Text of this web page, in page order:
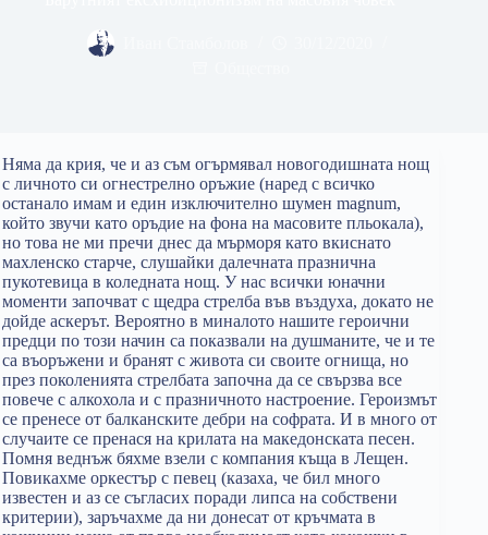
Няма да крия, че и аз съм огърмявал новогодишната нощ
с личното си огнестрелно оръжие (наред с всичко
останало имам и един изключително шумен magnum,
който звучи като оръдие на фона на масовите пльокала),
но това не ми пречи днес да мърморя като вкиснато
махленско старче, слушайки далечната празнична
пукотевица в коледната нощ. У нас всички юначни
моменти започват с щедра стрелба във въздуха, докато не
дойде аскерът. Вероятно в миналото нашите героични
предци по този начин са показвали на душманите, че и те
са въоръжени и бранят с живота си своите огнища, но
през поколенията стрелбата започна да се свързва все
повече с алкохола и с празничното настроение. Героизмът
се пренесе от балканските дебри на софрата. И в много от
случаите се пренася на крилата на македонската песен.
Помня веднъж бяхме взели с компания къща в Лещен.
Повикахме оркестър с певец (казаха, че бил много
известен и аз се съгласих поради липса на собствени
критерии), заръчахме да ни донесат от кръчмата в